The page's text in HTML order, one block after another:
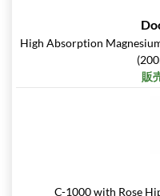
High Absorption
販
C-1000 with Rose